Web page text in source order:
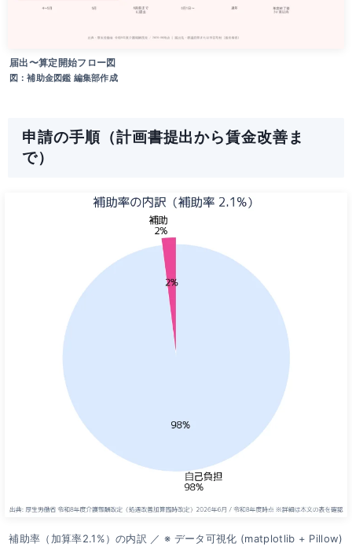
届出〜算定開始フロー図
図：補助金図鑑 編集部作成
申請の手順（計画書提出から賃金改善ま
で）
補助率（加算率2.1%）の内訳 ／ ※ データ可視化 (matplotlib + Pillow)